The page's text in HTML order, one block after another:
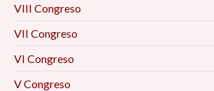
VIII Congreso
VII Congreso
VI Congreso
V Congreso